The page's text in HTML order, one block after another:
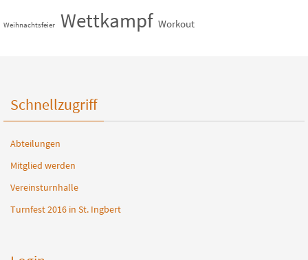
Weihnachtsfeier Wettkampf Workout
Schnellzugriff
Abteilungen
Mitglied werden
Vereinsturnhalle
Turnfest 2016 in St. Ingbert